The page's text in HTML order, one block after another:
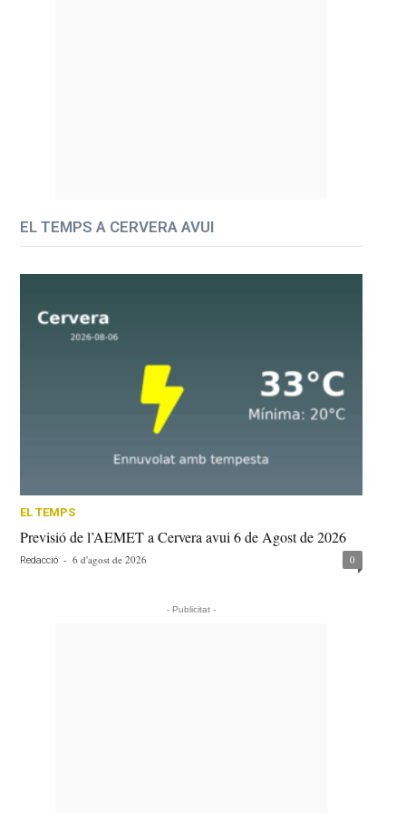
EL TEMPS A CERVERA AVUI
EL TEMPS
Previsió de l’AEMET a Cervera avui 6 de Agost de 2026
Redacció - 6 d'agost de 2026 0
- Publicitat -